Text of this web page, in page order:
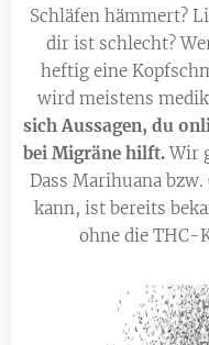
Schläfen hämmert?
dir ist schlecht?
heftig eine
wird meistens
sich Aussagen, du
bei Migräne hilft.Wir
Dass Marihuana
kann, ist bereits
ohne die THC-